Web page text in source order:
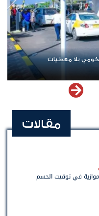
بلا معطيات
مقالات
في توقيت الحسم